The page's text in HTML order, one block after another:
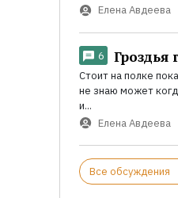
Елена Авдеева
6 Гроздья
Стоит на полке
не знаю может
и...
Елена Авдеева
Все обсуждения